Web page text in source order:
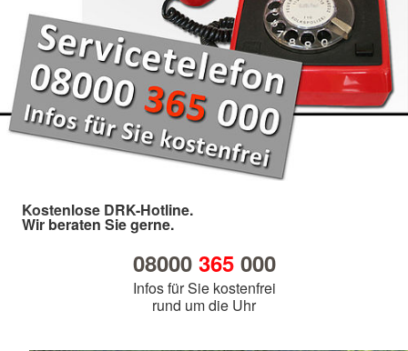
Kostenlose DRK-Hotline.
Wir beraten Sie gerne.
08000 365000
Infos für Sie kostenfrei
rund um die Uhr